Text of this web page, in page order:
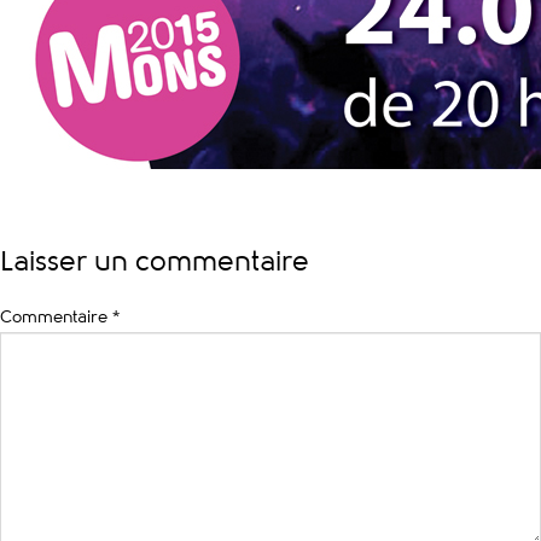
Laisser un commentaire
Commentaire *